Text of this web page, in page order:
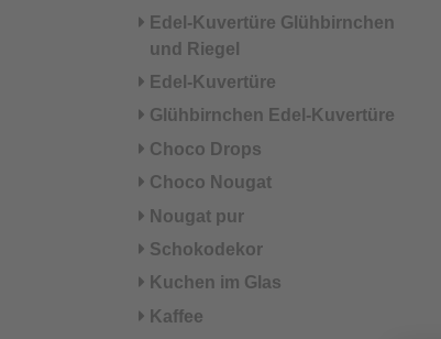
Edel-Kuvertüre Glühbirnchen
und Riegel
Edel-Kuvertüre
Glühbirnchen Edel-Kuvertüre
Choco Drops
Choco Nougat
Nougat pur
Schokodekor
Kuchen im Glas
Kaffee